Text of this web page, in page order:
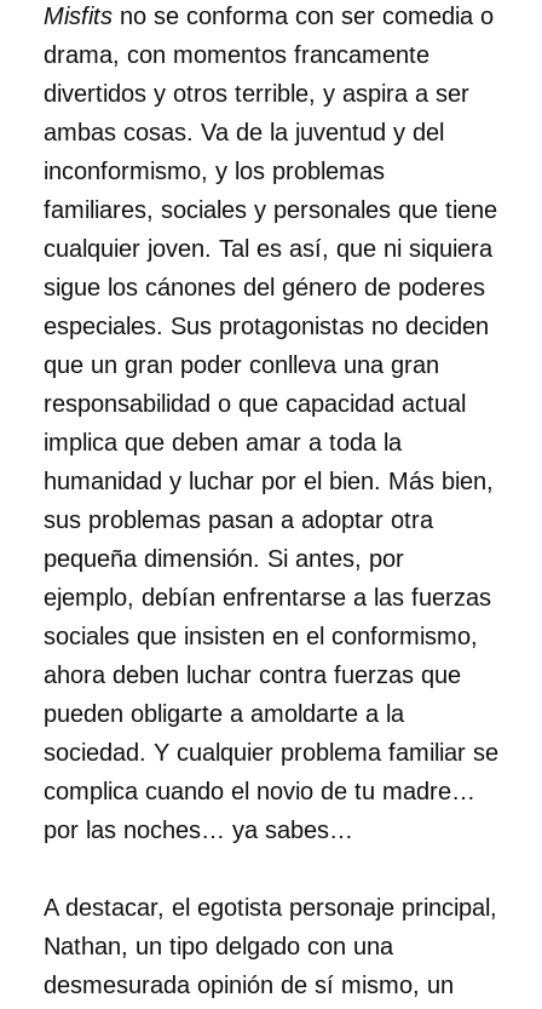
Misfits no se conforma con ser comedia o
drama, con momentos francamente
divertidos y otros terrible, y aspira a ser
ambas cosas. Va de la juventud y del
inconformismo, y los problemas
familiares, sociales y personales que tiene
cualquier joven. Tal es así, que ni siquiera
sigue los cánones del género de poderes
especiales. Sus protagonistas no deciden
que un gran poder conlleva una gran
responsabilidad o que capacidad actual
implica que deben amar a toda la
humanidad y luchar por el bien. Más bien,
sus problemas pasan a adoptar otra
pequeña dimensión. Si antes, por
ejemplo, debían enfrentarse a las fuerzas
sociales que insisten en el conformismo,
ahora deben luchar contra fuerzas que
pueden obligarte a amoldarte a la
sociedad. Y cualquier problema familiar se
complica cuando el novio de tu madre…
por las noches… ya sabes…
A destacar, el egotista personaje principal,
Nathan, un tipo delgado con una
desmesurada opinión de sí mismo, un